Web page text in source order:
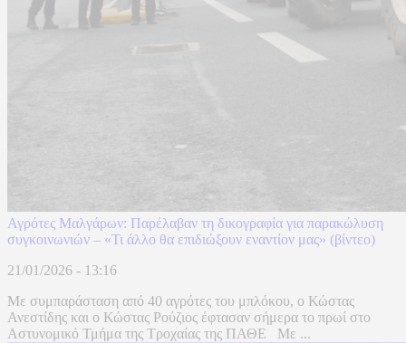
Αγρότες Μαλγάρων: Παρέλαβαν τη δικογραφία για παρακώλυση
συγκοινωνιών – «Τι άλλο θα επιδιώξουν εναντίον μας» (βίντεο)
21/01/2026 - 13:16
Με συμπαράσταση από 40 αγρότες του μπλόκου, ο Κώστας
Ανεστίδης και ο Κώστας Ρούζιος έφτασαν σήμερα το πρωί στο
Αστυνομικό Τμήμα της Τροχαίας της ΠΑΘΕ Με ...